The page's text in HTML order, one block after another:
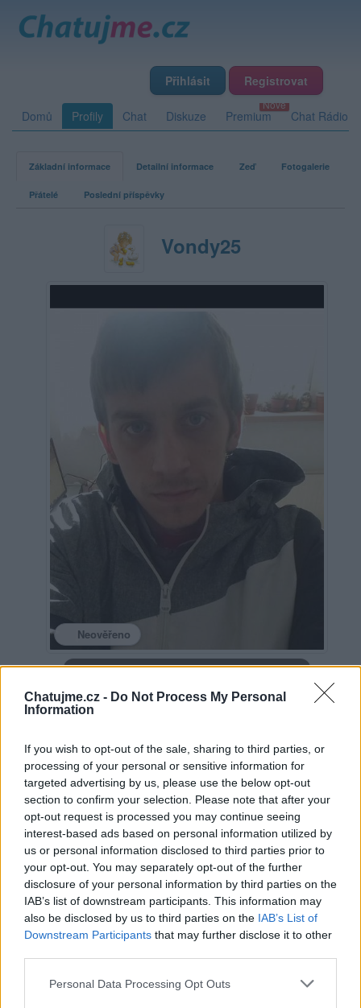
Chatujme.cz - Do Not Process My Personal
Information
If you wish to opt-out of the sale, sharing to third parties, or
processing of your personal or sensitive information for
targeted advertising by us, please use the below opt-out
section to confirm your selection. Please note that after your
opt-out request is processed you may continue seeing
interest-based ads based on personal information utilized by
us or personal information disclosed to third parties prior to
your opt-out. You may separately opt-out of the further
disclosure of your personal information by third parties on the
IAB’s list of downstream participants. This information may
also be disclosed by us to third parties on the IAB’s List of
Downstream Participants that may further disclose it to other
Personal Data Processing Opt Outs
Přihlásit Registrovat
Domů Profily Chat Diskuze Premium Chat Rádio
Základní informace Detailní informace Zeď Fotogalerie
Přátelé Poslední příspěvky
Vondy25
Neověřeno
Profilová fotografie byla aktualizována před 7 lety
Neověřený profil
Tento uživatel zatím neprokázal svou identitu ověřovací
fotografií. U neověřených profilů nelze zaručit, že fotografie a
údaje odpovídají skutečné osobě.
Věk: 32
Kontakt